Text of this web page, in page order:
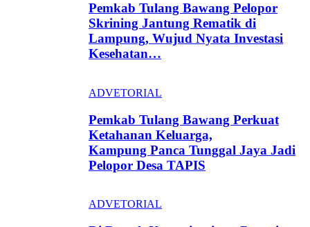
Pemkab Tulang Bawang Pelopor
Skrining Jantung Rematik di
Lampung, Wujud Nyata Investasi
Kesehatan…
ADVETORIAL
Pemkab Tulang Bawang Perkuat
Ketahanan Keluarga,
Kampung Panca Tunggal Jaya Jadi
Pelopor Desa TAPIS
ADVETORIAL